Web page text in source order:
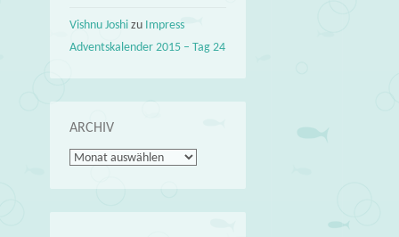
Vishnu Joshi zu Impress
Adventskalender 2015 – Tag 24
ARCHIV
Archiv